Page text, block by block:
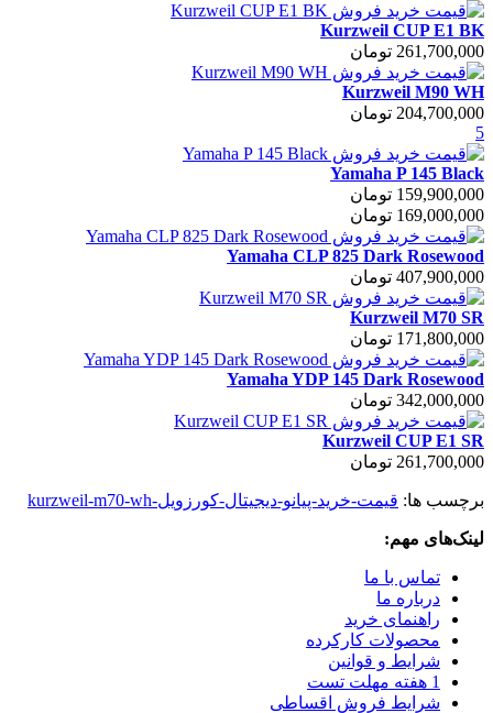
Kurzweil CUP E1 BK
261,700,000 تومان
Kurzweil M90 WH
204,700,000 تومان
5
Yamaha P 145 Black
159,900,000 تومان
169,000,000 تومان
Yamaha CLP 825 Dark Rosewood
407,900,000 تومان
Kurzweil M70 SR
171,800,000 تومان
Yamaha YDP 145 Dark Rosewood
342,000,000 تومان
Kurzweil CUP E1 SR
261,700,000 تومان
برچسب ها: قیمت-خرید-پیانو-دیجیتال-کورزویل-kurzweil-m70-wh
لینک‌های مهم:
تماس با ما
درباره ما
راهنمای خرید
محصولات کارکرده
شرایط و قوانین
1 هفته مهلت تست
شرایط فروش اقساطی